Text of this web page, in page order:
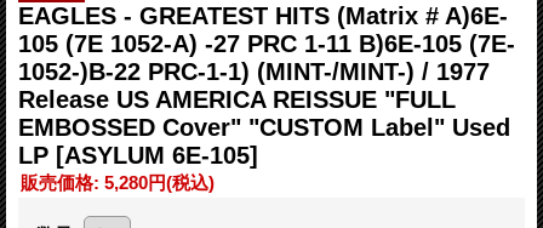
EAGLES - GREATEST HITS (Matrix # A)6E-
105 (7E 1052-A) -27 PRC 1-11 B)6E-105 (7E-
1052-)B-22 PRC-1-1) (MINT-/MINT-) / 1977
Release US AMERICA REISSUE "FULL
EMBOSSED Cover" "CUSTOM Label" Used
LP [ASYLUM 6E-105]
販売価格: 5,280円(税込)